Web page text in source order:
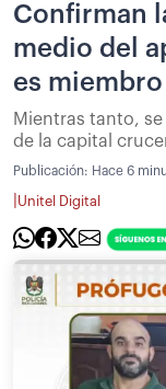
Confirman
medio del
es miembro
Mientras tanto,
de la capital
Publicación: Hace 6
Unitel Digital